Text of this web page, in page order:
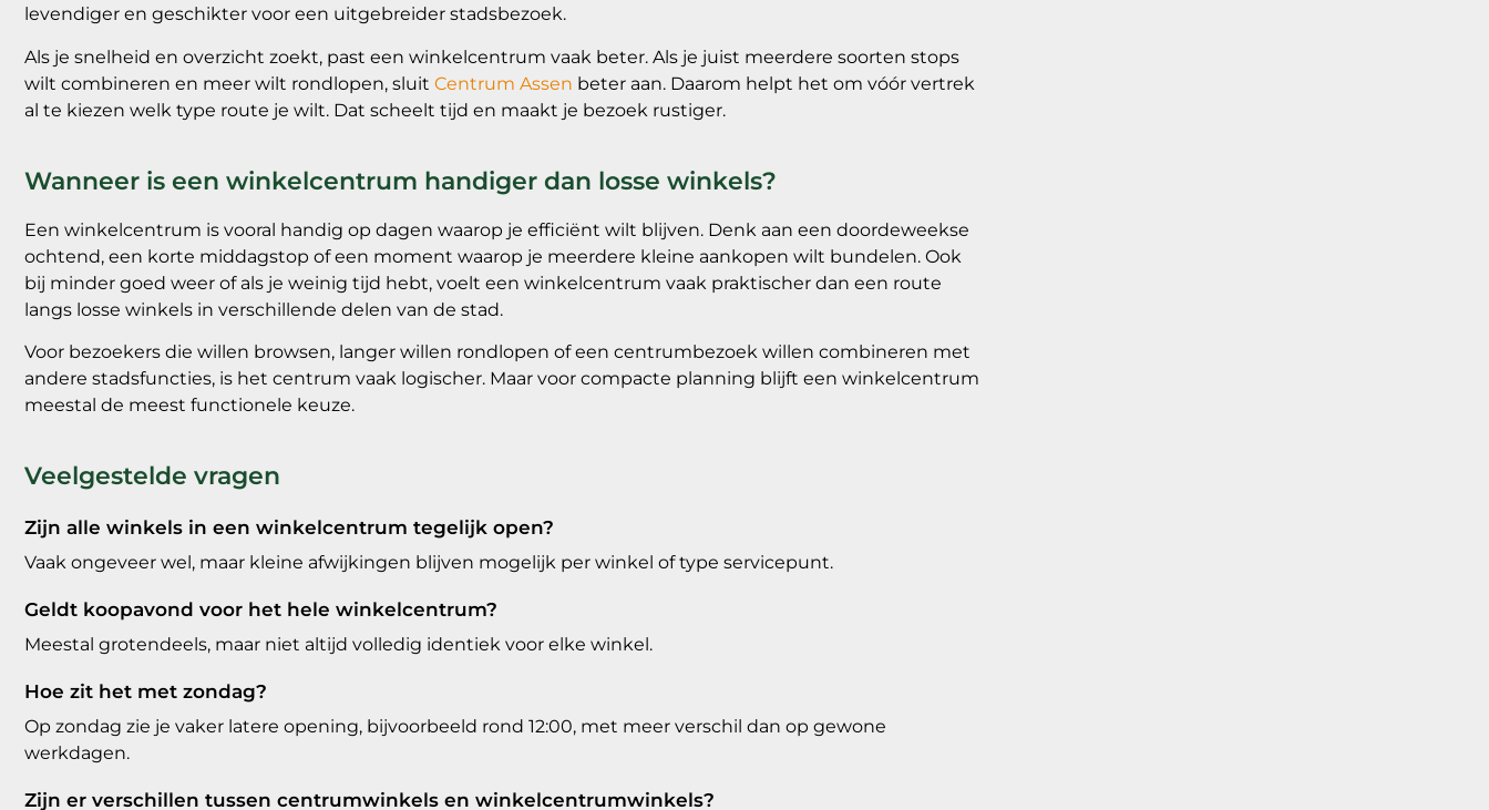
levendiger en geschikter voor een uitgebreider stadsbezoek.
Als je snelheid en overzicht zoekt, past een winkelcentrum vaak beter. Als je juist meerdere soorten stops
wilt combineren en meer wilt rondlopen, sluit Centrum Assen beter aan. Daarom helpt het om vóór vertrek
al te kiezen welk type route je wilt. Dat scheelt tijd en maakt je bezoek rustiger.
Wanneer is een winkelcentrum handiger dan losse winkels?
Een winkelcentrum is vooral handig op dagen waarop je efficiënt wilt blijven. Denk aan een doordeweekse
ochtend, een korte middagstop of een moment waarop je meerdere kleine aankopen wilt bundelen. Ook
bij minder goed weer of als je weinig tijd hebt, voelt een winkelcentrum vaak praktischer dan een route
langs losse winkels in verschillende delen van de stad.
Voor bezoekers die willen browsen, langer willen rondlopen of een centrumbezoek willen combineren met
andere stadsfuncties, is het centrum vaak logischer. Maar voor compacte planning blijft een winkelcentrum
meestal de meest functionele keuze.
Veelgestelde vragen
Zijn alle winkels in een winkelcentrum tegelijk open?
Vaak ongeveer wel, maar kleine afwijkingen blijven mogelijk per winkel of type servicepunt.
Geldt koopavond voor het hele winkelcentrum?
Meestal grotendeels, maar niet altijd volledig identiek voor elke winkel.
Hoe zit het met zondag?
Op zondag zie je vaker latere opening, bijvoorbeeld rond 12:00, met meer verschil dan op gewone
werkdagen.
Zijn er verschillen tussen centrumwinkels en winkelcentrumwinkels?